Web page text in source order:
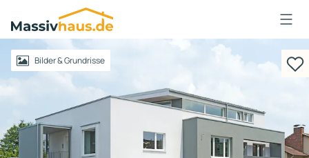
Massivhaus
Logo
AnmeldenBilder & Grundrisse